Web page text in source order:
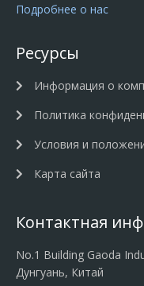
Подробнее о нас
Ресурсы
Информация о
Политика
Условия и
Карта сайта
Контактная
No.1 Building Gaoda
Дунгуань, Китай